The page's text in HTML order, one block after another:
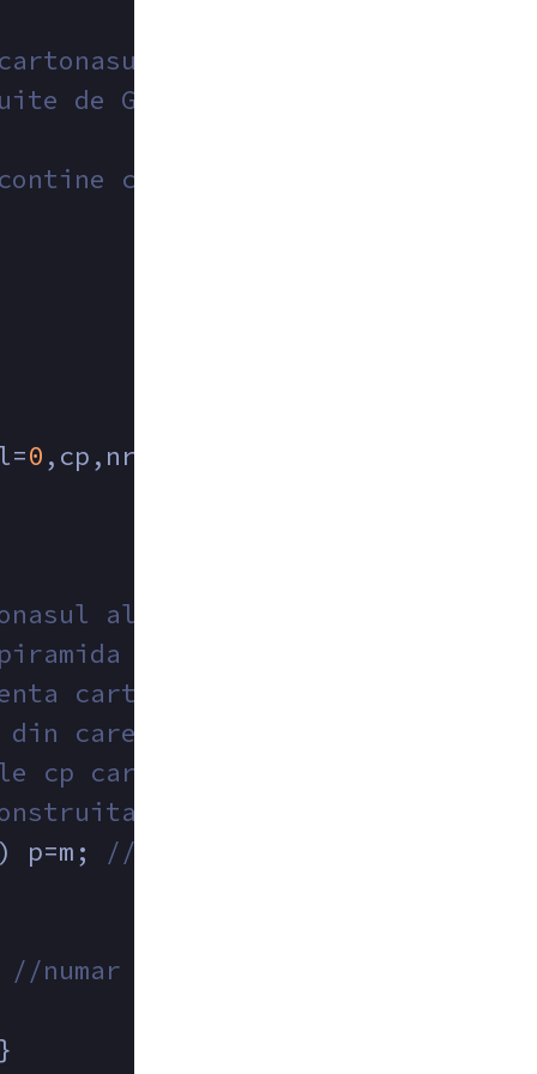
numerotat cu X;
de Gigel;
cele mai multe cartonașe
0 ,cp,nra, maxnra=
alb cu numarul ca
curenta
cartonasele albe
care e formata piramida
cp cartoane atunci pot construi
p=m;
//verif daca contine
//numar cartonasele albe din